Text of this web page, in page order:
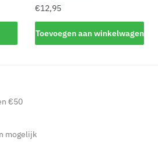
€12,95
Toevoegen aan winkelwagen
€50
mogelijk